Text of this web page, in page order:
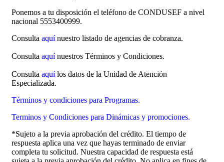
Ponemos a tu disposición el teléfono de CONDUSEF a nivel
nacional 5553400999.
Consulta aquínuestro listado de agencias de cobranza.
Consulta aquínuestros Términos y Condiciones.
Consulta aquílos datos de la Unidad de Atención
Especializada.
Términos y condiciones para Programas.
Terminos y Condiciones para Dinámicas y promociones.
*Sujeto a la previa aprobación del crédito. El tiempo de
respuesta aplica una vez que hayas terminado de enviar
completa tu solicitud. Nuestra capacidad de respuesta está